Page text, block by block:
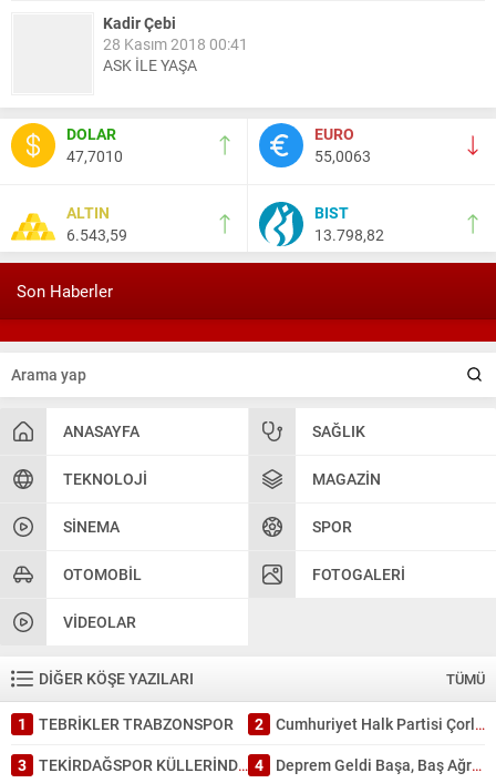
Kadir Çebi
28 Kasım 2018 00:41
ASK İLE YAŞA
Nail Kazanç
10 Mart 2023 21:36
HAYDİ TEKİRDAĞ MAÇA !!!!
Salih Canikli
5 Kasım 2024 19:54
ZİYARETİ.
DOLAR
47,7010
EURO
55,0063
ALTIN
6.543,59
BIST
13.798,82
Son Haberler
ANASAYFA SAĞLIK
TEKNOLOJI MAGAZIN
SINEMA SPOR
OTOMOBIL FOTOGALERI
VIDEOLAR
DİĞER KÖŞE YAZILARI TÜMÜ
1 TEBRİKLER TRABZONSPOR 2 Cumhuriyet Halk Partisi Çorlu’da ayağına; İl Başkanlığında da kafasına sıktı
3 TEKİRDAĞSPOR KÜLLERİNDEN DOĞDU: TARİHİ BİR GALİBİYET! 4
Deprem Geldi Başa, Baş Ağrısı Bahane: Tekirdağ Depreme Ne Kadar Hazır?